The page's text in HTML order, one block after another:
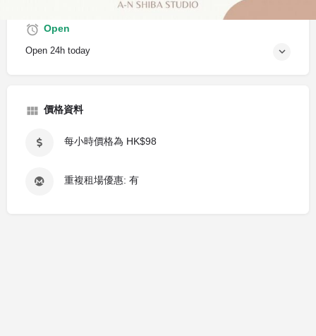
Open
Open 24h today
價格資料
每小時價格為 HK$98
重複租場優惠: 有